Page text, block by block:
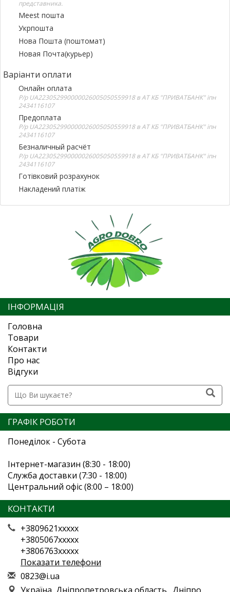
представника.
Meest пошта
Укрпошта
Нова Пошта (поштомат)
Новая Почта(курьер)
Варіанти оплати
Онлайн оплата
Р/р UA223052990000026005050559918 в АТ КБ "ПРИВАТБАНК" іпн
2434116107
Предоплата
Р/р UA223052990000026005050559918 в АТ КБ "ПРИВАТБАНК" іпн
2434116107
Безналичный расчёт
Р/р UA223052990000026005050559918 в АТ КБ "ПРИВАТБАНК" іпн
2434116107
Готівковий розрахунок
Накладений платіж
ІНФОРМАЦІЯ
Головна
Товари
Контакти
Про нас
Відгуки
ГРАФІК РОБОТИ
Понеділок - Субота
Інтернет-магазин (8:30 - 18:00)
Служба доставки (7:30 - 18:00)
Центральний офіс (8:00 – 18:00)
КОНТАКТИ
+3809621xxxxx
+3805067xxxxx
+3806763xxxxx
Показати телефони
0823@i.ua
Україна, Дніпропетровська область., Дніпро,